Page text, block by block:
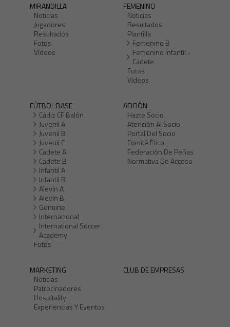
MIRANDILLA
Noticias
Jugadores
Resultados
Fotos
Vídeos
FEMENINO
Noticias
Resultados
Plantilla
Femenino B
Femenino Infantil -
Cadete
Fotos
Vídeos
FÚTBOL BASE
Cádiz CF Balón
Juvenil A
Juvenil B
Juvenil C
Cadete A
Cadete B
Infantil A
Infantil B
Alevín A
Alevín B
Genuine
Internacional
International Soccer
Academy
Fotos
AFICIÓN
Hazte Socio
Atención Al Socio
Portal Del Socio
Comité Ético
Federación De Peñas
Normativa De Acceso
MARKETING
Noticias
Patrocinadores
Hospitality
Experiencias Y Eventos
CLUB DE EMPRESAS